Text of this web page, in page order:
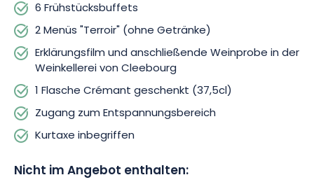
Naturparks der Nordvogesen. Dieses Naturjuwel, das von der
UNESCO zum Weltbiosphärenreservat erklärt wurde, bietet
Ihnen atemberaubende Landschaften und ein völliges
Eintauchen in die Natur.
Gönnen Sie sich einen romantischen, entspannenden und
kulinarischen Ausflug! Buchen Sie jetzt dieses Winzer-
Arrangement für 2 Personen und bereiten Sie sich auf ein
unvergessliches Erlebnis vor! Kommen Sie schnell und
Wunder der Region!
6 Frühstücksbuffets
2 Menüs "Terroir" (ohne Getränke)
Erklärungsfilm und anschließende Weinprobe in der
Weinkellerei von Cleebourg
1 Flasche Crémant geschenkt (37,5cl)
Zugang zum Entspannungsbereich
Kurtaxe inbegriffen
Nicht im Angebot enthalten: